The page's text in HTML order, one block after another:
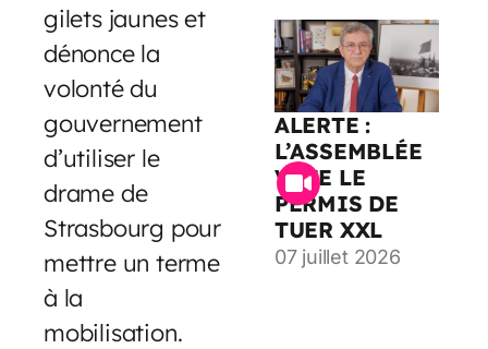
gilets jaunes et
dénonce la
volonté du
gouvernement
d’utiliser le
drame de
Strasbourg pour
mettre un terme
à la
mobilisation.
ALERTE :
L’ASSEMBLÉE
VOTE LE
PERMIS DE
TUER XXL
07 juillet 2026